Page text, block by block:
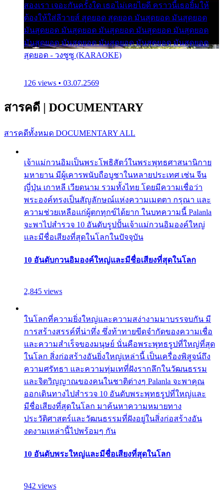
สองเรา เจอะกันครั้งใด เธอไม่เคยไยดี คราวนี้เธอยิ้มให้
ต้องให้ใส่ลีวายส์ สุดยอด สุดยอด มันสุดยอด มันสุดยอด
มันสุดยอด มันสุดยอด มันสุดยอด มันสุดยอด มันสุดยอด
มันสุดยอด มันสุดยอด มันสุดยอด มันสุดยอด มันสุดยอด
สุดยอด - วงซูซู (KARAOKE)
126 views • 03.07.2569
สารคดี | DOCUMENTARY
สารคดีทั้งหมด DOCUMENTARY ALL
เจ้าแม่กวนอิมเป็นพระโพธิสัตว์ในพระพุทธศาสนานิกาย
มหายาน มีผู้เคารพนับถือบูชาในหลายประเทศ เช่น จีน
ญี่ปุ่น เกาหลี เวียดนาม รวมทั้งไทย โดยมีความเชื่อว่า
พระองค์ทรงเป็นสัญลักษณ์แห่งความเมตตา กรุณา และ
ความช่วยเหลือแก่ผู้ตกทุกข์ได้ยาก ในบทความนี้ Palanla
จะพาไปสำรวจ 10 อันดับรูปปั้นเจ้าแม่กวนอิมองค์ใหญ่
และมีชื่อเสียงที่สุดในโลกในปัจจุบัน
10 อันดับกวนอิมองค์ใหญ่และมีชื่อเสียงที่สุดในโลก
2,845 views
ในโลกที่ความยิ่งใหญ่และความสง่างามมาบรรจบกัน มี
การสร้างสรรค์ที่น่าทึ่ง ซึ่งท้าทายขีดจำกัดของความเชื่อ
และความสำเร็จของมนุษย์ นั่นคือพระพุทธรูปที่ใหญ่ที่สุด
ในโลก สิ่งก่อสร้างอันยิ่งใหญ่เหล่านี้ เป็นเครื่องพิสูจน์ถึง
ความศรัทธา และความทุ่มเทที่ฝังรากลึกในวัฒนธรรม
และจิตวิญญาณของคนในชาติต่างๆ Palanla จะพาคุณ
ออกเดินทางไปสำรวจ 10 อันดับพระพุทธรูปที่ใหญ่และ
มีชื่อเสียงที่สุดในโลก มาค้นหาความหมายทาง
ประวัติศาสตร์และวัฒนธรรมที่ฝังอยู่ในสิ่งก่อสร้างอัน
งดงามเหล่านี้ไปพร้อมๆ กัน
10 อันดับพระใหญ่และมีชื่อเสียงที่สุดในโลก
942 views